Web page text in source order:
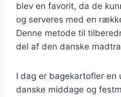
blev en favorit, da de
og serveres med en
Denne metode til
del af den danske
I dag er bagekartofler en
danske middage og